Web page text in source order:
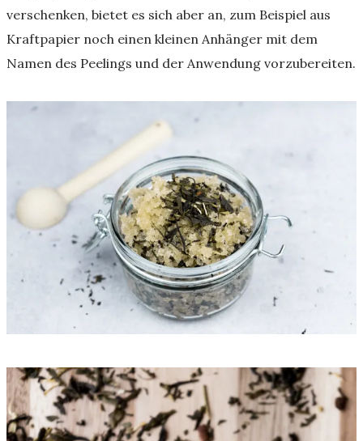
verschenken, bietet es sich aber an, zum Beispiel aus
Kraftpapier noch einen kleinen Anhänger mit dem
Namen des Peelings und der Anwendung vorzubereiten.